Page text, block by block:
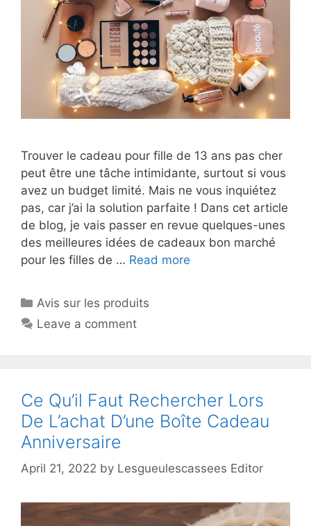
Trouver le cadeau pour fille de 13 ans pas cher
peut être une tâche intimidante, surtout si vous
avez un budget limité. Mais ne vous inquiétez
pas, car j’ai la solution parfaite ! Dans cet article
de blog, je vais passer en revue quelques-unes
des meilleures idées de cadeaux bon marché
pour les filles de … Read more
Avis sur les produits
Leave a comment
Ce Qu’il Faut Rechercher Lors
De L’achat D’une Boîte Cadeau
Anniversaire
April 21, 2022 by Lesgueulescassees Editor